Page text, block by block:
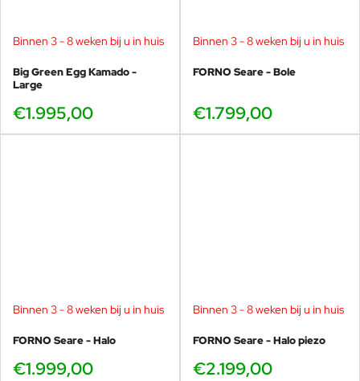
Binnen 3 - 8 weken bij u in huis
Big Green Egg Kamado -
Large
€1.995,00
Binnen 3 - 8 weken bij u in huis
FORNO Seare - Bole
€1.799,00
Binnen 3 - 8 weken bij u in huis
FORNO Seare - Halo
€1.999,00
Binnen 3 - 8 weken bij u in huis
FORNO Seare - Halo piezo
€2.199,00